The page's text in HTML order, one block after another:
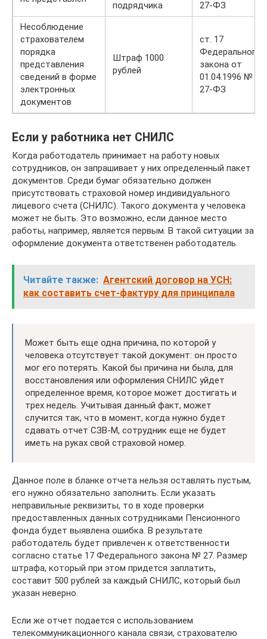
подрядчика
27-ФЗ
Несоблюдение
страхователем
порядка
представления
сведений в форме
электронных
документов
Штраф 1000
рублей
ст. 17
Федерального
закона от
01.04.1996 №
27-ФЗ
Если у работника нет СНИЛС
Когда работодатель принимает на работу новых
сотрудников, он запрашивает у них определенный пакет
документов. Среди бумаг обязательно должен
присутствовать страховой номер индивидуального
лицевого счета (СНИЛС). Такого документа у человека
может не быть. Это возможно, если данное место
работы, например, является первым. В такой ситуации за
оформление документа ответственен работодатель.
Читайте также: Агентский договор на УСН:
как составить счет-фактуру для принципала
Может быть еще одна причина, по которой у
человека отсутствует такой документ: он просто
мог его потерять. Какой бы причина ни была, для
восстановления или оформления СНИЛС уйдет
определенное время, которое может достигать и
трех недель. Учитывая данный факт, может
случится так, что в момент, когда нужно будет
сдавать отчет СЗВ-М, сотрудник еще не будет
иметь на руках свой страховой номер.
Данное поле в бланке отчета нельзя оставлять пустым,
его нужно обязательно заполнить. Если указать
неправильные реквизиты, то в ходе проверки
предоставленных данных сотрудниками Пенсионного
фонда будет выявлена ошибка. В результате
работодатель будет привлечен к ответственности
согласно статье 17 Федерального закона № 27. Размер
штрафа, который при этом придется заплатить,
составит 500 рублей за каждый СНИЛС, который был
указан неверно.
Если же отчет подается с использованием
телекоммуникационного канала связи, страхователю